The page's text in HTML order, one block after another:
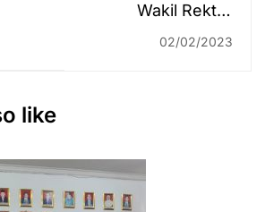
Wakil Rektor
Kenalkan Kampus
02/02/2023
like